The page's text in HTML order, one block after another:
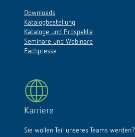
Downloads
Katalogbestellung
Kataloge und Prospekte
Seminare und Webinare
Fachpresse
Karriere
Sie wollen Teil unseres Teams werden?